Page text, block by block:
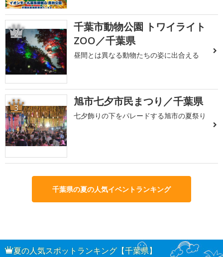
2
千葉市動物公園 トワイライト
ZOO／千葉県
昼間とは異なる動物たちの姿に出合える
3 旭市七夕市民まつり／千葉県
七夕飾りの下をパレードする旭市の夏祭り
千葉県の夏の人気イベントランキング
夏の人気スポットランキング【千葉県】